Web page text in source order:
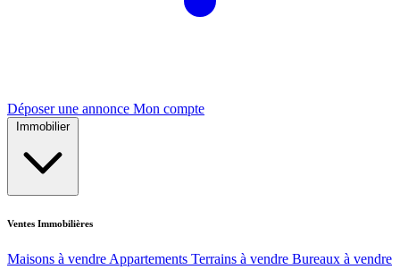
Déposer une annonce Mon compte
Immobilier
Ventes Immobilières
Maisons à vendre Appartements Terrains à vendre Bureaux à vendre